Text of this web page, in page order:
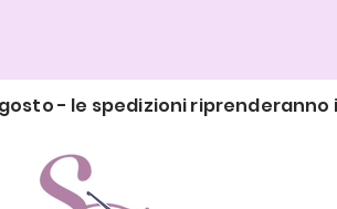
- le spedizioni riprenderanno